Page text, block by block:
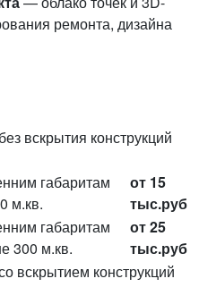
ремонта, дизайна
вскрытия конструкций
габаритам
м.кв.
от 15
тыс.руб
габаритам
300 м.кв.
от 25
тыс.руб
вскрытием конструкций